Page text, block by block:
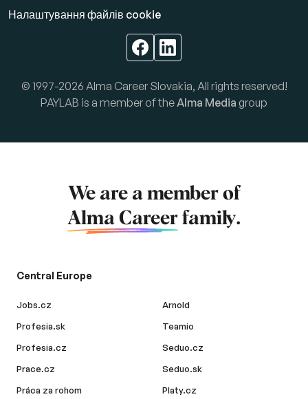
Налаштування файлів cookie
© 1997-2026 Alma Career Slovakia, All rights reserved!
PAYLAB is a member of the Alma Media group
We are a member of
Alma Career family.
Central Europe
Jobs.cz
Profesia.sk
Profesia.cz
Prace.cz
Práca za rohom
Arnold
Teamio
Seduo.cz
Seduo.sk
Platy.cz